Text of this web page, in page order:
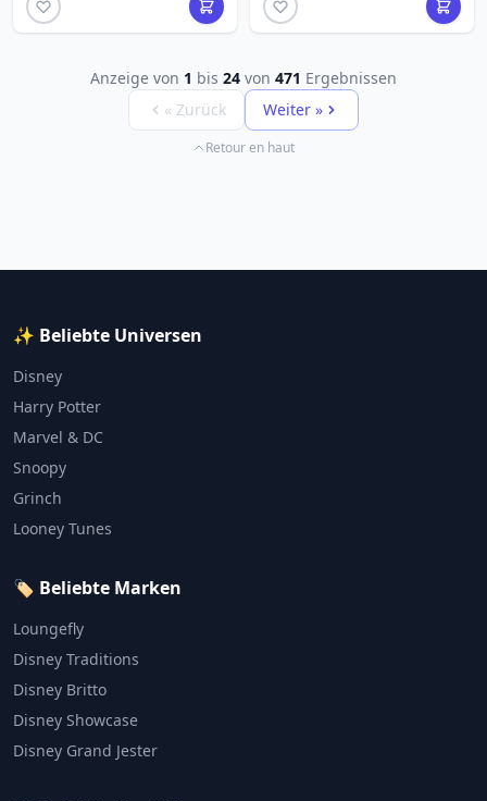
Anzeige von 1 bis 24 von 471 Ergebnissen
« Zurück
Weiter »
Retour en haut
✨ Beliebte Universen
Disney
Harry Potter
Marvel & DC
Snoopy
Grinch
Looney Tunes
🏷️ Beliebte Marken
Loungefly
Disney Traditions
Disney Britto
Disney Showcase
Disney Grand Jester